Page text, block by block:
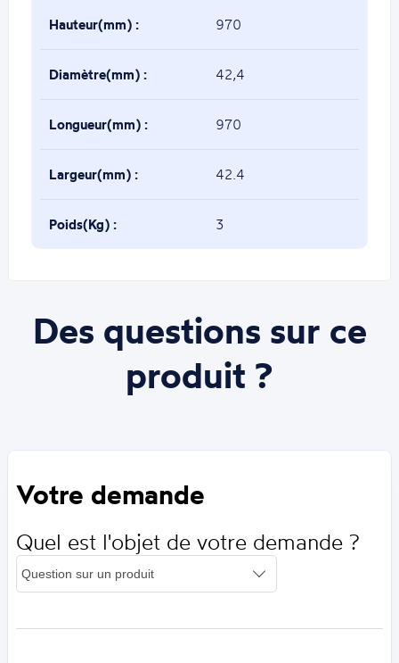
Hauteur(mm) : 970
Diamètre(mm) : 42,4
Longueur(mm) : 970
Largeur(mm) : 42.4
Poids(Kg) : 3
Des questions sur ce
produit ?
Votre demande
Quel est l'objet de votre demande ?